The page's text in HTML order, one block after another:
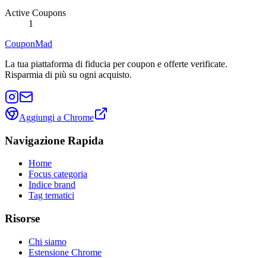
Active Coupons
1
CouponMad
La tua piattaforma di fiducia per coupon e offerte verificate.
Risparmia di più su ogni acquisto.
Aggiungi a Chrome
Navigazione Rapida
Home
Focus categoria
Indice brand
Tag tematici
Risorse
Chi siamo
Estensione Chrome